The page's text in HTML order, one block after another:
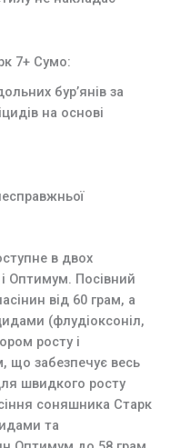
7+ Сумо:
бур’янів за
на основі
в двох
Оптимум. Посівний
від 60 грам, а
(флудіоксоніл,
росту і
що забезпечує весь
швидкого росту
соняшника Старк
та